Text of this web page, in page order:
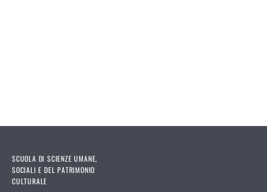
SCUOLA DI SCIENZE UMANE,
SOCIALI E DEL PATRIMONIO
CULTURALE